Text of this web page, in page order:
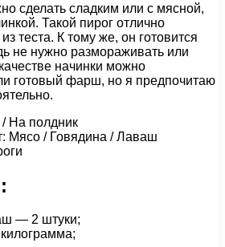
сделать сладким или с мясной,
Такой пирог отлично
теста. К тому же, он готовится
не нужно размораживать или
начинки можно
готовый фарш, но я предпочитаю
На полдник
Мясо / Говядина / Лаваш
— 2 штуки;